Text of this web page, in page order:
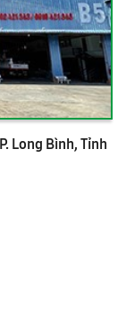
Long Bình, Tỉnh